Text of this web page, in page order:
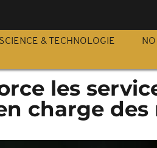
SCIENCE & TECHNOLOGIE
les
charge